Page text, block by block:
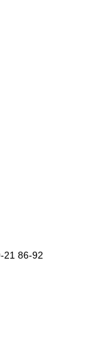
21 86-92